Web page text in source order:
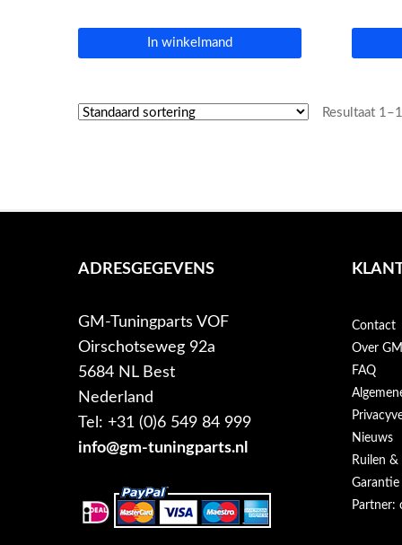
In winkelmand
Resultaat
ADRESGEGEVENS
GM-Tuningparts VOF
Oirschotseweg 92a
5684 NL Best
Nederland
Tel: +31 (0)6 549 84 999
info@gm-tuningparts.nl
Contact
Over
FAQ
Nieuws
Ruilen
Partner: